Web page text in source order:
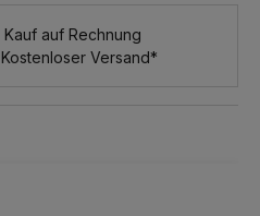
Kauf auf Rechnung
Kostenloser Versand*